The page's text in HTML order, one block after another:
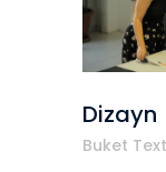
Dizayn
Buket